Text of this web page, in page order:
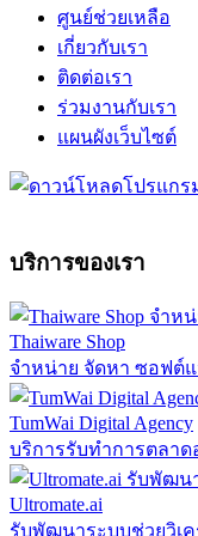
ศูนย์ช่วยเหลือ
เกี่ยวกับเรา
ติดต่อเรา
ร่วมงานกับเรา
แผนผังเว็บไซต์
บริการของเรา
Thaiware Shop
จำหน่าย จัดหา ซอฟต์
TumWai Digital Agency
บริการรับทำการตลา
Ultromate.ai
รับพัฒนาระบบช่วยวิเ